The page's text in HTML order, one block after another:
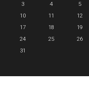
3
4 5
10
11 12
17
18 19
24
25 26
31